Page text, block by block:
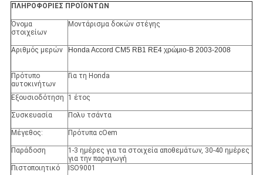
ΠΛΗΡΟΦΟΡΙΕΣ ΠΡΟΪΟΝΤΩΝ
Όνομα
στοιχείων
Μοντάρισμα δοκών στέγης
Αριθμός μερών Honda Accord CM5 RB1 RE4 χρώμιο-Β 2003-2008
Πρότυπο
αυτοκινήτων
Για τη Honda
Εξουσιοδότηση 1 έτος
Συσκευασία Πολυ τσάντα
Μέγεθος: Πρότυπα cOem
Παράδοση
1-3 ημέρες για τα στοιχεία αποθεμάτων, 30-40 ημέρες
για την παραγωγή
Πιστοποιητικό
ISO9001